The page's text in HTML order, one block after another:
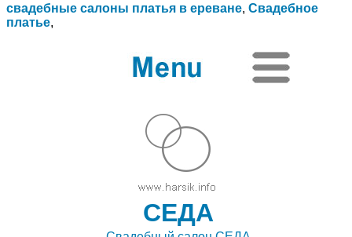
свадебные салоны платья в ереване, Свадебное
платье,
СЕДА